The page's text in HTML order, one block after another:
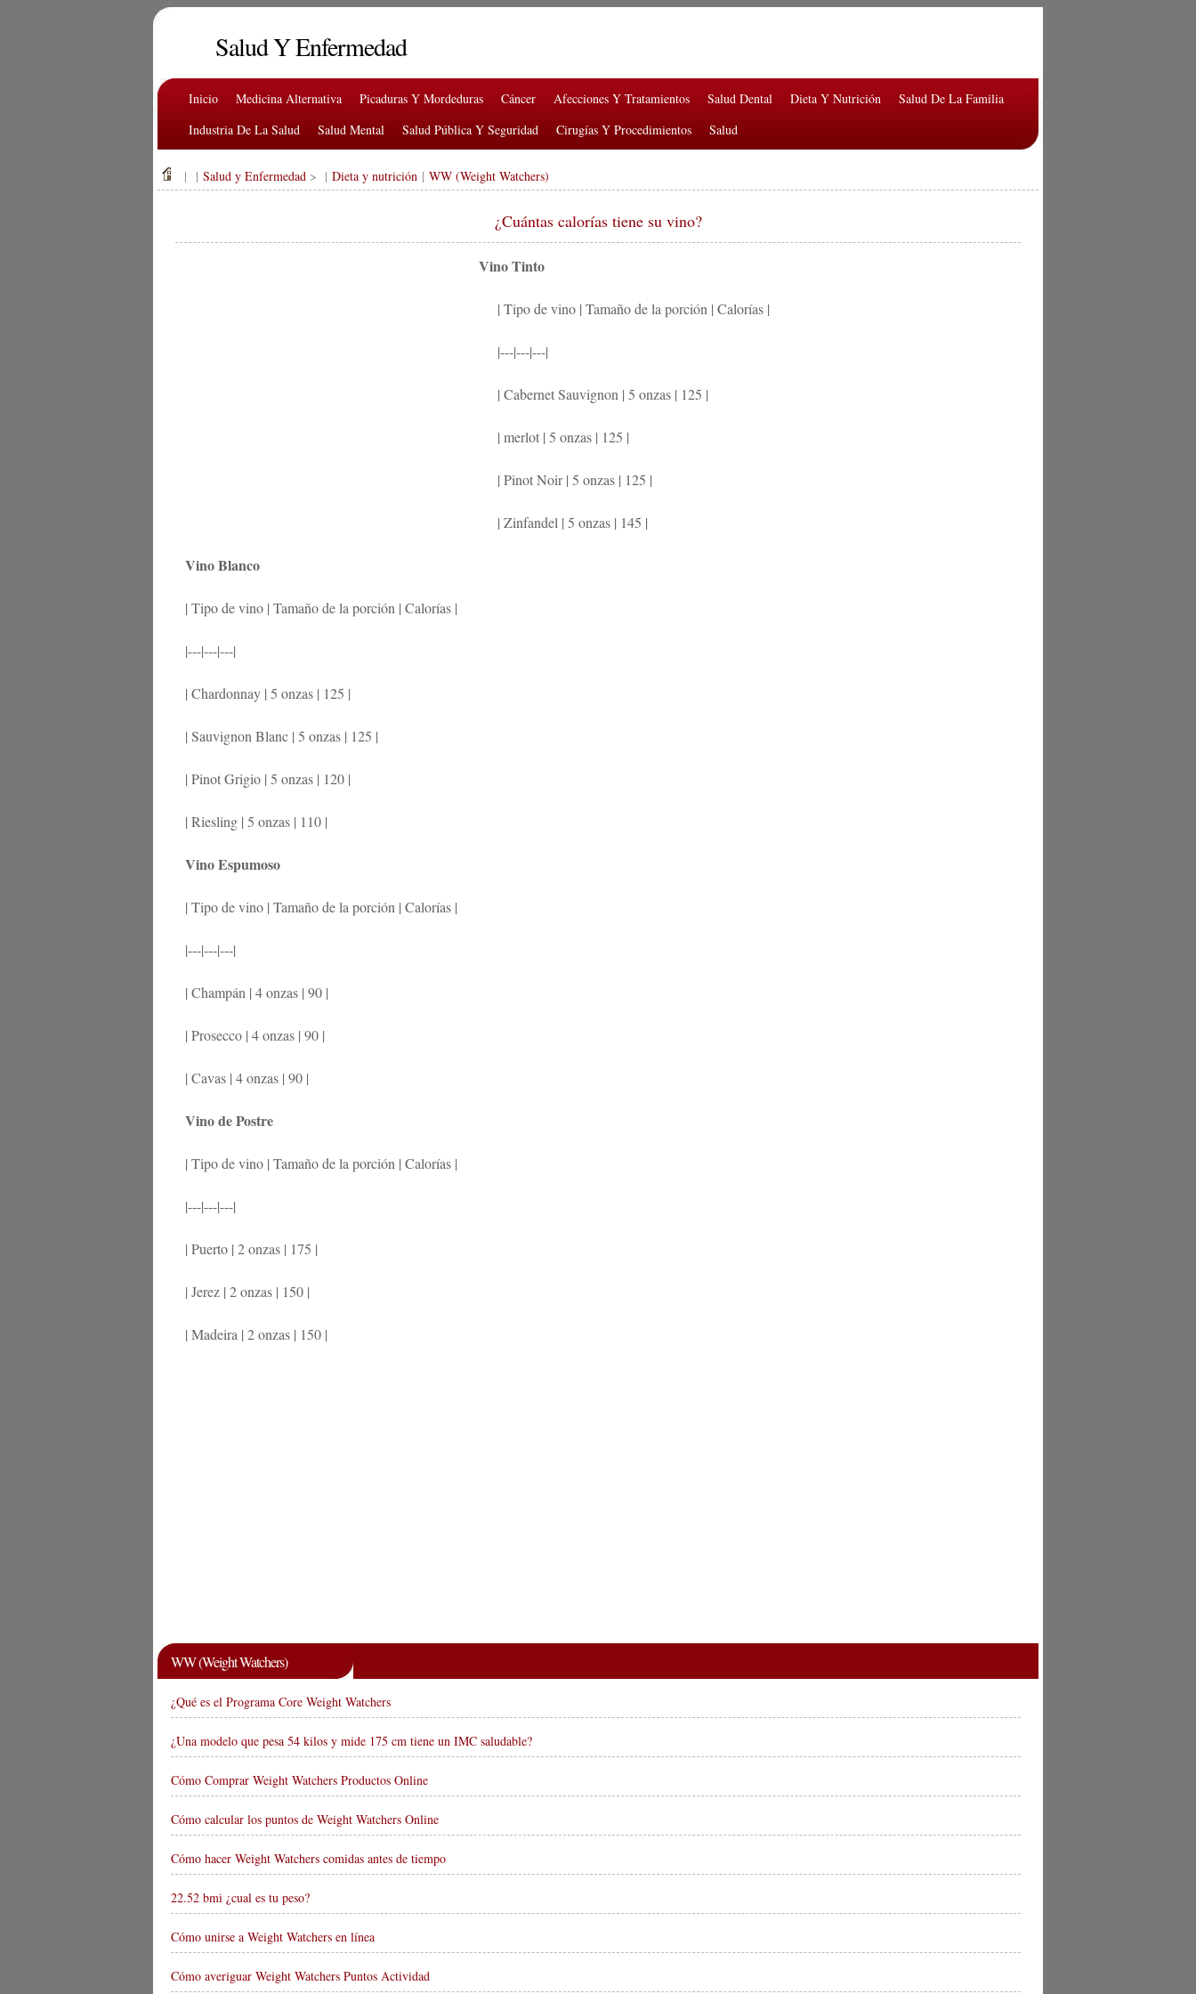
Salud Y Enfermedad
Inicio Medicina Alternativa Picaduras Y Mordeduras Cáncer Afecciones Y Tratamientos Salud Dental Dieta Y Nutrición
Salud De La Familia
Industria De La Salud
Salud Mental Salud Pública Y Seguridad Cirugías Y Procedimientos Salud
| | Salud y Enfermedad > | Dieta y nutrición | WW (Weight Watchers)
¿Cuántas calorías tiene su vino?
Vino Tinto
| Tipo de vino | Tamaño de la porción | Calorías |
|---|---|---|
| Cabernet Sauvignon | 5 onzas | 125 |
| merlot | 5 onzas | 125 |
| Pinot Noir | 5 onzas | 125 |
| Zinfandel | 5 onzas | 145 |
Vino Blanco
| Tipo de vino | Tamaño de la porción | Calorías |
|---|---|---|
| Chardonnay | 5 onzas | 125 |
| Sauvignon Blanc | 5 onzas | 125 |
| Pinot Grigio | 5 onzas | 120 |
| Riesling | 5 onzas | 110 |
Vino Espumoso
| Tipo de vino | Tamaño de la porción | Calorías |
|---|---|---|
| Champán | 4 onzas | 90 |
| Prosecco | 4 onzas | 90 |
| Cavas | 4 onzas | 90 |
Vino de Postre
| Tipo de vino | Tamaño de la porción | Calorías |
|---|---|---|
| Puerto | 2 onzas | 175 |
| Jerez | 2 onzas | 150 |
| Madeira | 2 onzas | 150 |
WW (Weight Watchers)
¿Qué es el Programa Core Weight Watchers
¿Una modelo que pesa 54 kilos y mide 175 cm tiene un IMC saludable?
Cómo Comprar Weight Watchers Productos Online
Cómo calcular los puntos de Weight Watchers Online
Cómo hacer Weight Watchers comidas antes de tiempo
22.52 bmi ¿cual es tu peso?
Cómo unirse a Weight Watchers en línea
Cómo averiguar Weight Watchers Puntos Actividad